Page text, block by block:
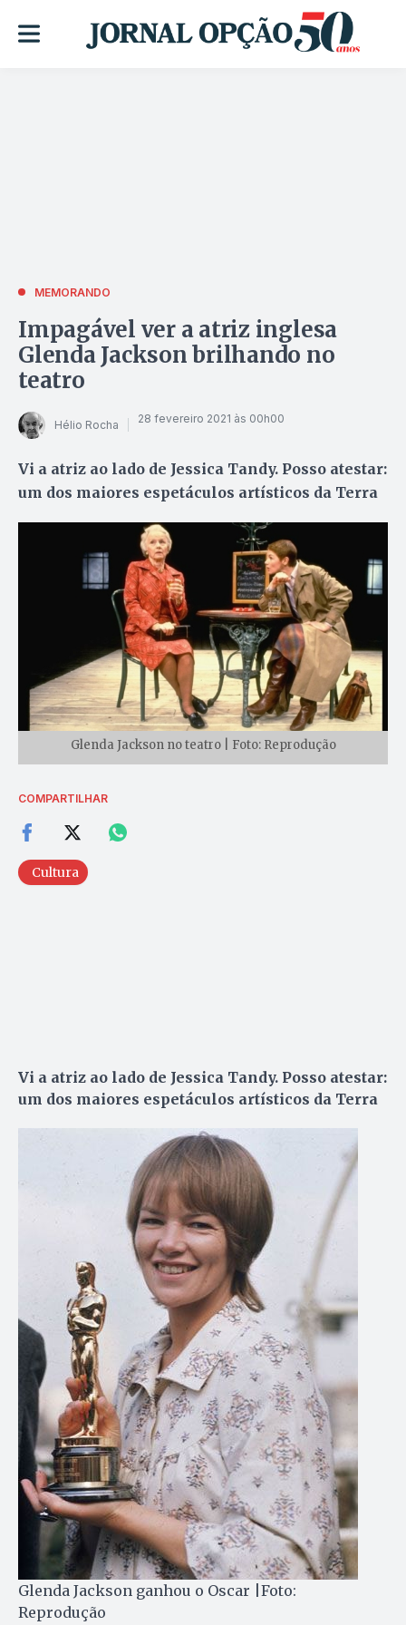
MEMORANDO
Impagável ver a atriz inglesa
Glenda Jackson brilhando no
teatro
Hélio Rocha 28 fevereiro 2021 às 00h00
Vi a atriz ao lado de Jessica Tandy. Posso atestar:
um dos maiores espetáculos artísticos da Terra
Glenda Jackson no teatro | Foto: Reprodução
COMPARTILHAR
Cultura
Vi a atriz ao lado de Jessica Tandy. Posso atestar:
um dos maiores espetáculos artísticos da Terra
Glenda Jackson ganhou o Oscar |Foto:
Reprodução